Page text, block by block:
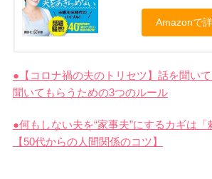
Amazonで
●【コロナ禍の夫のトリセツ】話を聞い
聞いてもらうための3つのルール
●何もしない夫を“家事夫”にするカギは「
【50代からの人間関係のコツ】